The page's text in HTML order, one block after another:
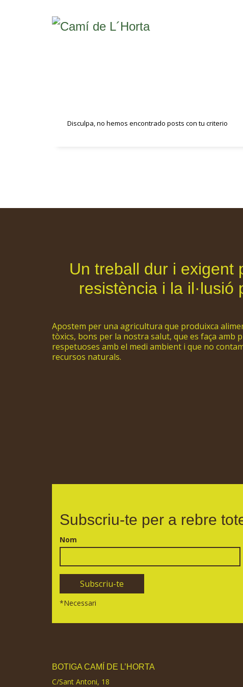
Disculpa, no hemos encontrado posts con tu criterio
Un treball dur i exigent
resistència i la
Apostem per una agricultura que produixca
tòxics, bons per la nostra salut, que es faça amb
respetuoses amb el medi ambient i que no
recursos naturals.
Subscriu-te per a rebre
Nom
*Necessari
BOTIGA CAMÍ DE L’HORTA
C/Sant Antoni, 18